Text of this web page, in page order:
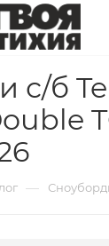
с/б
—